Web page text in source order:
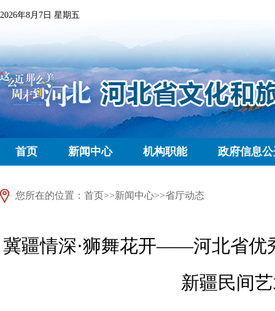
2026年8月7日 星期五
首页 新闻中心 机构职能 政府信息
您所在的位置： 首页>>新闻中心>>省厅动态
冀疆情深·狮舞花开——河北省优
新疆民间